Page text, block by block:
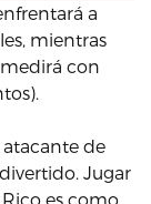
a
mientras
con
atacante de
Jugar
es como